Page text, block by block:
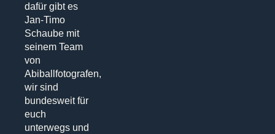
dafür gibt es
Jan-Timo
Schaube mit
seinem Team
von
Abiballfotografen,
wir sind
bundesweit für
euch
unterwegs und